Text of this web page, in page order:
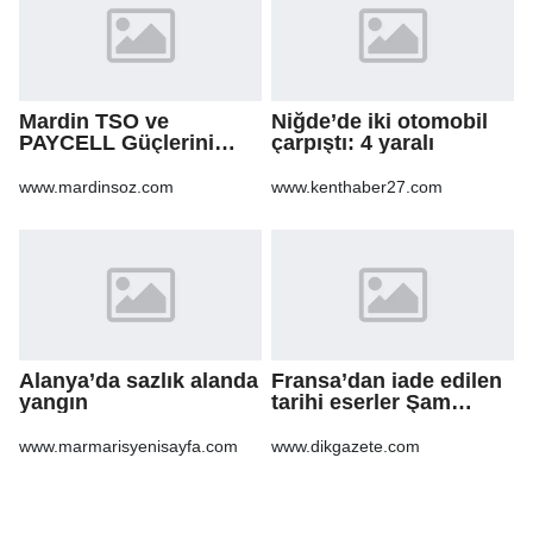
Mardin TSO ve
PAYCELL Güçlerini
www.mardinsoz.com
Niğde’de iki otomobil
çarpıştı: 4 yaralı
www.kenthaber27.com
Alanya’da sazlık alanda
yangın
www.marmarisyenisayfa.com
Fransa’dan iade edilen
tarihi eserler Şam
www.dikgazete.com